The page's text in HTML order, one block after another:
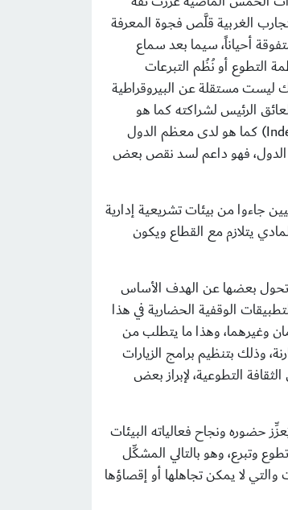
الغربية قلَّص فجوة المعرفة
أحياناً، سيما بعد سماع
التطوع أو نُظُم التبرعات
ليست مستقلة عن البيروقراطية
الرئيس لشراكته كما هو
) كما هو لدى معظم الدول
الدول، فهو داعم لسد نقص بعض
جاءوا من بيئات تشريعية إدارية
يتلازم مع القطاع ويكون
تحول بعضها عن الهدف الأساس
الوقفية الحضارية في هذا
وغيرهما، وهذا ما يتطلب من
وذلك بتنظيم برامج الزيارات
التطوعية، لإبراز بعض
حضوره ونجاح فعالياته البيئات
وتبرع، وهو بالتالي المشكِّل
لا يمكن تجاهلها أو إقصاؤها